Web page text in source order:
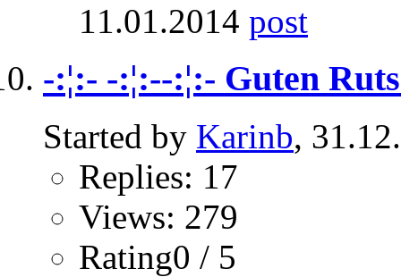
11.01.2014
-:¦:- -:¦:--:¦:- Guten
Started by Karinb,
Replies: 17
Views: 279
Rating0 / 5